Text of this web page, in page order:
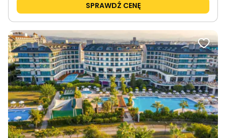
SPRAWDŹ CENĘ